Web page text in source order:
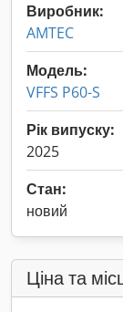
Виробник:
AMTEC
Модель:
VFFS P60-S
Рік випуску:
2025
Стан:
новий
Ціна та